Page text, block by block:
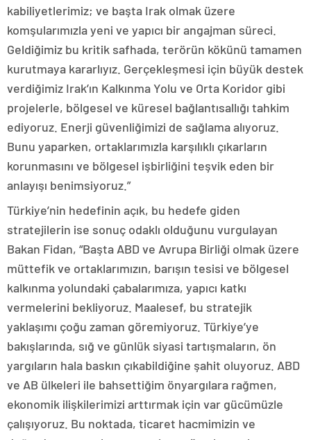
kabiliyetlerimiz; ve başta Irak olmak üzere
komşularımızla yeni ve yapıcı bir angajman süreci.
Geldiğimiz bu kritik safhada, terörün kökünü tamamen
kurutmaya kararlıyız. Gerçekleşmesi için büyük destek
verdiğimiz Irak’ın Kalkınma Yolu ve Orta Koridor gibi
projelerle, bölgesel ve küresel bağlantısallığı tahkim
ediyoruz. Enerji güvenliğimizi de sağlama alıyoruz.
Bunu yaparken, ortaklarımızla karşılıklı çıkarların
korunmasını ve bölgesel işbirliğini teşvik eden bir
anlayışı benimsiyoruz.”
Türkiye’nin hedefinin açık, bu hedefe giden
stratejilerin ise sonuç odaklı olduğunu vurgulayan
Bakan Fidan, “Başta ABD ve Avrupa Birliği olmak üzere
müttefik ve ortaklarımızın, barışın tesisi ve bölgesel
kalkınma yolundaki çabalarımıza, yapıcı katkı
vermelerini bekliyoruz. Maalesef, bu stratejik
yaklaşımı çoğu zaman göremiyoruz. Türkiye’ye
bakışlarında, sığ ve günlük siyasi tartışmaların, ön
yargıların hala baskın çıkabildiğine şahit oluyoruz. ABD
ve AB ülkeleri ile bahsettiğim önyargılara rağmen,
ekonomik ilişkilerimizi arttırmak için var gücümüzle
çalışıyoruz. Bu noktada, ticaret hacmimizin ve